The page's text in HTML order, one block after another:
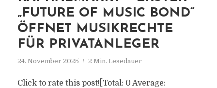
„FUTURE OF MUSIC BOND“
ÖFFNET MUSIKRECHTE
FÜR PRIVATANLEGER
24. November 2025 2 Min. Lesedauer
Click to rate this post![Total: 0 Average: